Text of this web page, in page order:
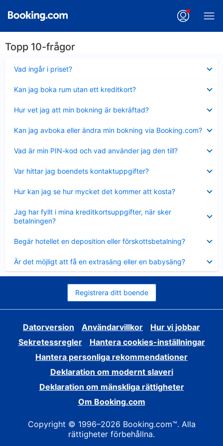
Topp 10-frågor
Vad ingår i priset?
mindre
Kan jag boka rum utan ett kreditkort?
mindre
Hur vet jag att min bokning är bekräftad?
mindre
Kan jag avboka eller ändra min bokning via Booking.com?
mindre
Vad är min PIN-kod och vad använder jag den till?
mindre
Var hittar jag boendets kontaktuppgifter?
mindre
Hur kan jag se hur mycket det kommer att kosta?
mindre
Jag har fyllt i mina kreditkortsuppgifter, när sker
betalningen?
mindre
Begär hotellet en deposition eller förskottsbetalning?
mindre
Är det möjligt att få en extrasäng eller en babysäng?
mindre
Registrera ditt boende
Datorversion Användarvillkor
Hur vi jobbar
Sekretessregler
Hantera cookies-inställningar
Hantera personliga rekommendationer
Deklaration om modernt slaveri
Deklaration om mänskliga rättigheter
Om Booking.com
Copyright © 1996–2026 Booking.com™. Alla
rättigheter förbehållna.